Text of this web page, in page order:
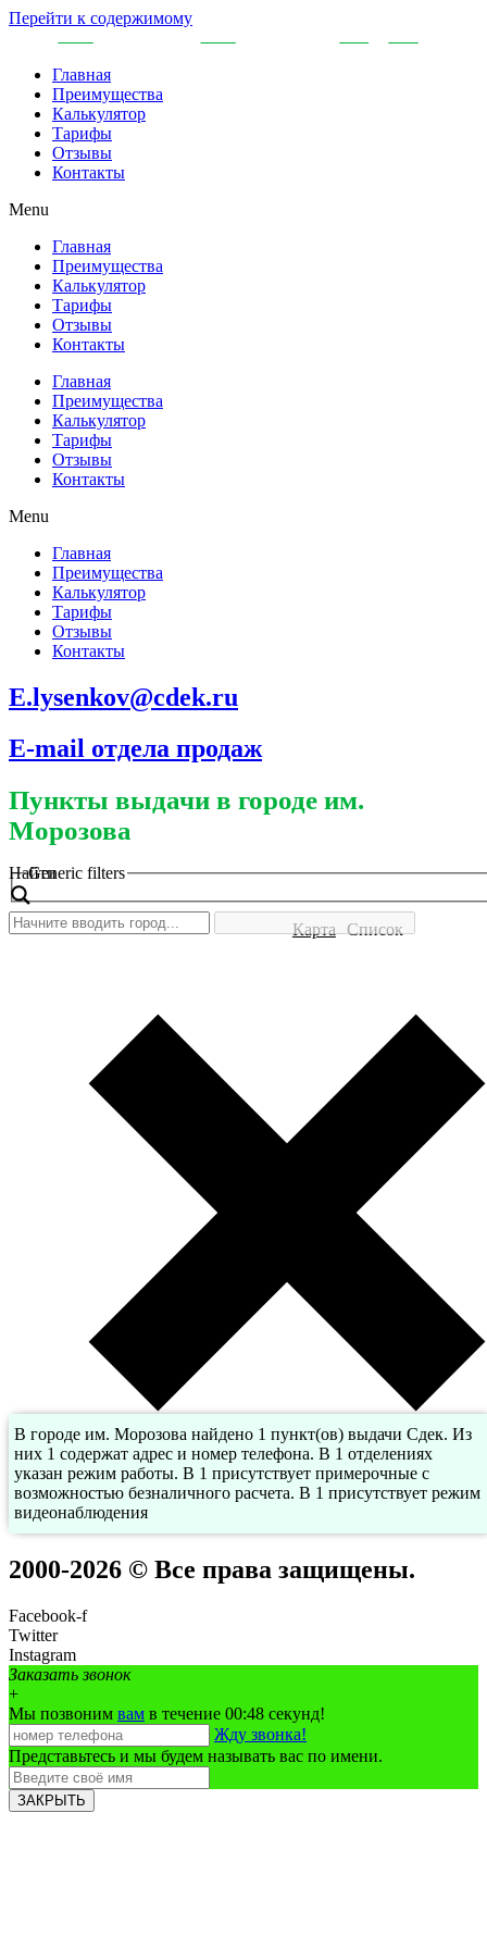
Перейти к содержимому
Главная
Преимущества
Калькулятор
Тарифы
Отзывы
Контакты
Menu
Главная
Преимущества
Калькулятор
Тарифы
Отзывы
Контакты
Главная
Преимущества
Калькулятор
Тарифы
Отзывы
Контакты
Menu
Главная
Преимущества
Калькулятор
Тарифы
Отзывы
Контакты
E.lysenkov@cdek.ru
E-mail отдела продаж
Пункты выдачи в городе им.
Морозова
Найти
Generic filters
Карта Список
В городе им. Морозова найдено 1 пункт(ов) выдачи Сдек. Из
них 1 содержат адрес и номер телефона. В 1 отделениях
указан режим работы. В 1 присутствует примерочные с
возможностью безналичного расчета. В 1 присутствует режим
видеонаблюдения
2000-2026 © Все права защищены.
Facebook-f
Twitter
Instagram
Заказать звонок
+
Мы позвоним вам в течение 00:48 секунд!
Жду звонка!
Представьтесь и мы будем называть вас по имени.
ЗАКРЫТЬ